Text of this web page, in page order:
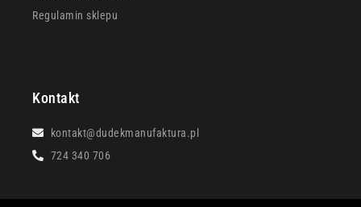
Kontakt
kontakt@dudekmanufaktura.pl
724 340 706
Regulamin sklepu